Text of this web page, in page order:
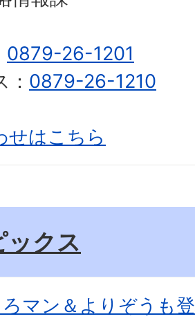
0879-26-1201
0879-26-1210
せはこちら
ックス
マン＆よりぞうも